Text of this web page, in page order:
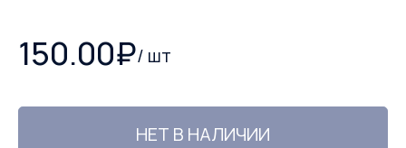
150.00₽/ шт
НЕТ В НАЛИЧИИ